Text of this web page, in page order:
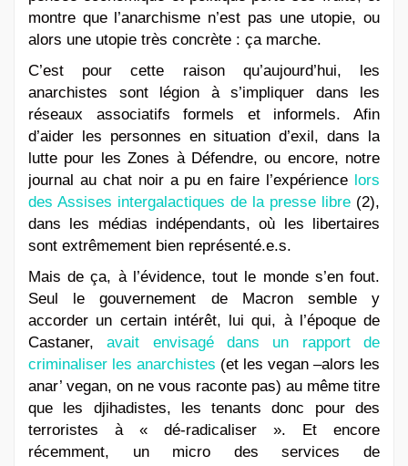
montre que l’anarchisme n’est pas une utopie, ou
alors une utopie très concrète : ça marche.
C’est pour cette raison qu’aujourd’hui, les
anarchistes sont légion à s’impliquer dans les
réseaux associatifs formels et informels. Afin
d’aider les personnes en situation d’exil, dans la
lutte pour les Zones à Défendre, ou encore, notre
journal au chat noir a pu en faire l’expérience lors
des Assises intergalactiques de la presse libre (2),
dans les médias indépendants, où les libertaires
sont extrêmement bien représenté.e.s.
Mais de ça, à l’évidence, tout le monde s’en fout.
Seul le gouvernement de Macron semble y
accorder un certain intérêt, lui qui, à l’époque de
Castaner,avait envisagé dans un rapport de
criminaliser les anarchistes (et les vegan –alors les
anar’ vegan, on ne vous raconte pas) au même titre
que les djihadistes, les tenants donc pour des
terroristes à « dé-radicaliser ». Et encore
récemment, un micro des services de